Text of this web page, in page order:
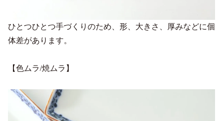
ひとつひとつ手づくりのため、形、大きさ、厚みなどに個
体差があります。
【色ムラ/焼ムラ】